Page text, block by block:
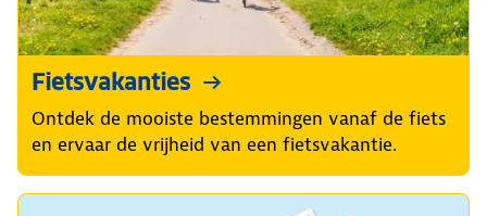
Fietsvakanties
Ontdek de mooiste bestemmingen vanaf de fiets
en ervaar de vrijheid van een fietsvakantie.